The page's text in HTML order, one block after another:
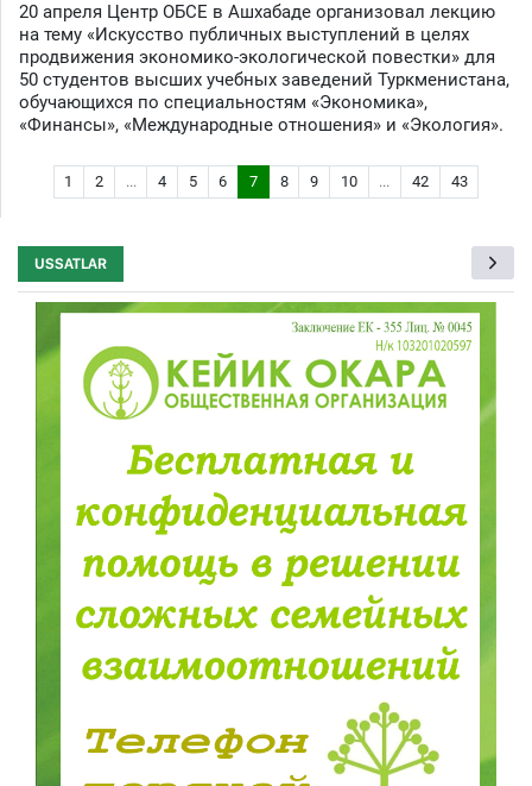
20 апреля Центр ОБСЕ в Ашхабаде организовал лекцию
на тему «Искусство публичных выступлений в целях
продвижения экономико-экологической повестки» для
50 студентов высших учебных заведений Туркменистана,
обучающихся по специальностям «Экономика»,
«Финансы», «Международные отношения» и «Экология».
1 2 ... 4 5 6 7 8 9 10 ... 42 43
USSATLAR